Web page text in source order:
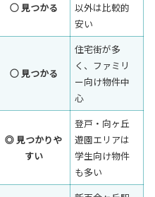
○ 見つかる
以外は比較的
安い
○ 見つかる
住宅街が多
く、ファミリ
ー向け物件中
心
◎ 見つかりや
すい
登戸・向ヶ丘
遊園エリアは
学生向け物件
も多い